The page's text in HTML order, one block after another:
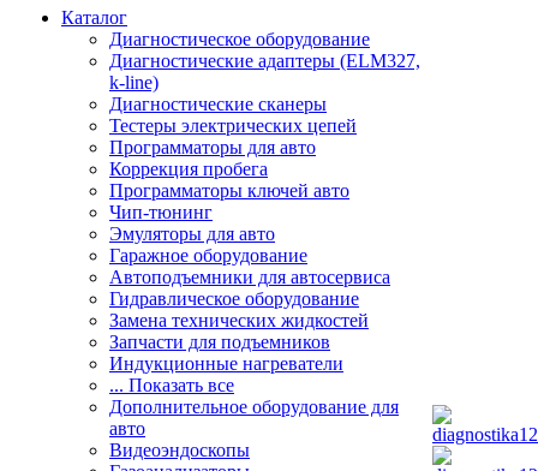
Каталог
Диагностическое оборудование
Диагностические адаптеры (ELM327,
k-line)
Диагностические сканеры
Тестеры электрических цепей
Программаторы для авто
Коррекция пробега
Программаторы ключей авто
Чип-тюнинг
Эмуляторы для авто
Гаражное оборудование
Автоподъемники для автосервиса
Гидравлическое оборудование
Замена технических жидкостей
Запчасти для подъемников
Индукционные нагреватели
... Показать все
Дополнительное оборудование для
авто
Видеоэндоскопы